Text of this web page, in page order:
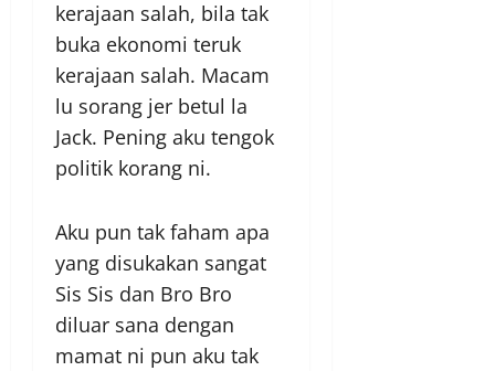
kerajaan salah, bila tak
buka ekonomi teruk
kerajaan salah. Macam
lu sorang jer betul la
Jack. Pening aku tengok
politik korang ni.
Aku pun tak faham apa
yang disukakan sangat
Sis Sis dan Bro Bro
diluar sana dengan
mamat ni pun aku tak